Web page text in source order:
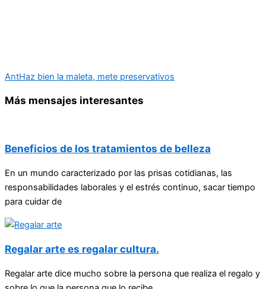
AntHaz bien la maleta, mete preservativos
Más mensajes interesantes
Beneficios de los tratamientos de belleza
En un mundo caracterizado por las prisas cotidianas, las
responsabilidades laborales y el estrés continuo, sacar tiempo
para cuidar de
Regalar arte es regalar cultura.
Regalar arte dice mucho sobre la persona que realiza el regalo y